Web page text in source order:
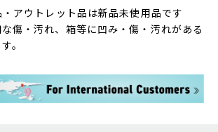
アウトレット品は新品未使用品です
傷・汚れ、箱等に凹み・傷・汚れがある
。